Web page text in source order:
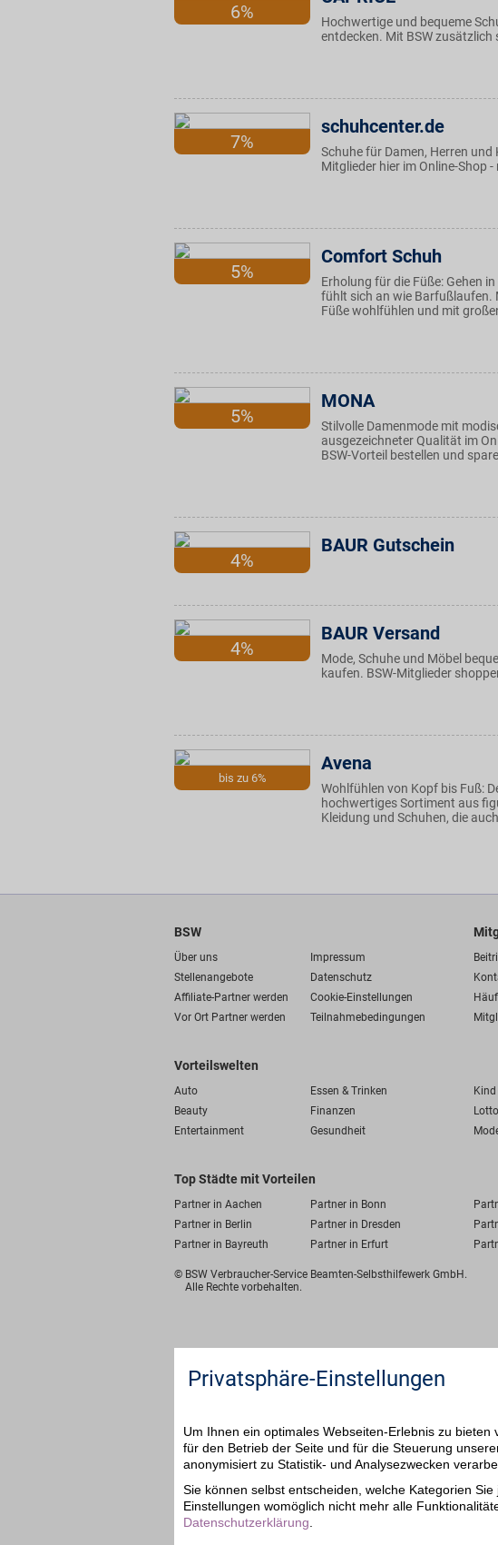
6%
Hochwertige und bequeme
entdecken. Mit BSW zusätzlich
7%
schuhcenter.de
Schuhe für Damen, Herren
Mitglieder hier im Online-Shop
5%
Comfort Schuh
Erholung für die Füße: Gehen
fühlt sich an wie Barfußlaufen.
Füße wohlfühlen und mit
5%
MONA
Stilvolle Damenmode mit
ausgezeichneter Qualität im
BSW-Vorteil bestellen und
4%
BAUR Gutschein
4%
BAUR Versand
Mode, Schuhe und Möbel
kaufen. BSW-Mitglieder
bis zu 6%
Avena
Wohlfühlen von Kopf bis Fuß:
hochwertiges Sortiment aus
Kleidung und Schuhen, die
BSW
Über uns
Impressum
Stellenangebote
Datenschutz
Affiliate-Partner werden
Cookie-Einstellungen
Vor Ort Partner werden
Teilnahmebedingungen
Vorteilswelten
Auto Essen & Trinken
Beauty
Finanzen
Entertainment
Gesundheit
Top Städte mit Vorteilen
Partner in Aachen Partner in Bonn
Partner in Berlin
Partner in Dresden
Partner in Bayreuth
Partner in Erfurt
© BSW Verbraucher-Service Beamten-Selbsthilfewerk GmbH.
Alle Rechte vorbehalten.
Privatsphäre-Einstellungen
Um Ihnen ein optimales Webseiten-Erlebnis zu
für den Betrieb der Seite und für die Steuerung
anonymisiert zu Statistik- und Analysezwecken
Sie können selbst entscheiden, welche Kategorien
Einstellungen womöglich nicht mehr alle
Datenschutzerklärung